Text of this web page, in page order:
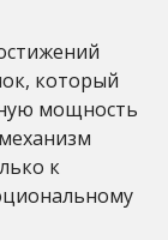
который
мощность
к